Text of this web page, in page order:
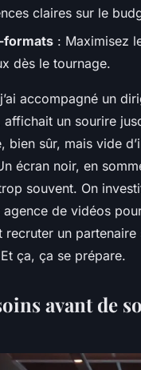
claires sur le
formats : Maximisez
dès le tournage.
accompagné un
un sourire
bien sûr, mais vide
écran noir, en
souvent. On
de vidéos
recruter un
ça, ça se prépare.
avant de